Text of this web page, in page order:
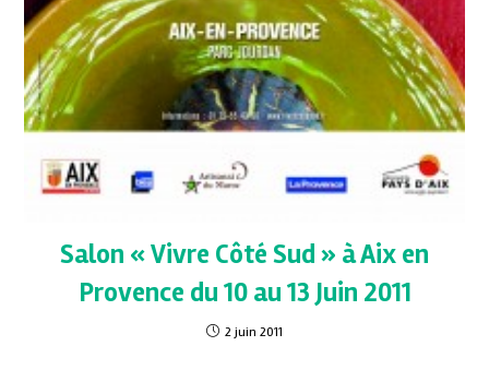
Salon « Vivre Côté Sud » à Aix en
Provence du 10 au 13 Juin 2011
2 juin 2011